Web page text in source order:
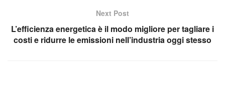
Next Post
L’efficienza energetica è il modo migliore per tagliare i
costi e ridurre le emissioni nell’industria oggi stesso